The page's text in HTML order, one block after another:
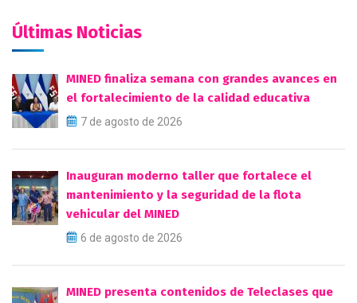
Últimas Noticias
MINED finaliza semana con grandes avances en
el fortalecimiento de la calidad educativa
7 de agosto de 2026
Inauguran moderno taller que fortalece el
mantenimiento y la seguridad de la flota
vehicular del MINED
6 de agosto de 2026
MINED presenta contenidos de Teleclases que